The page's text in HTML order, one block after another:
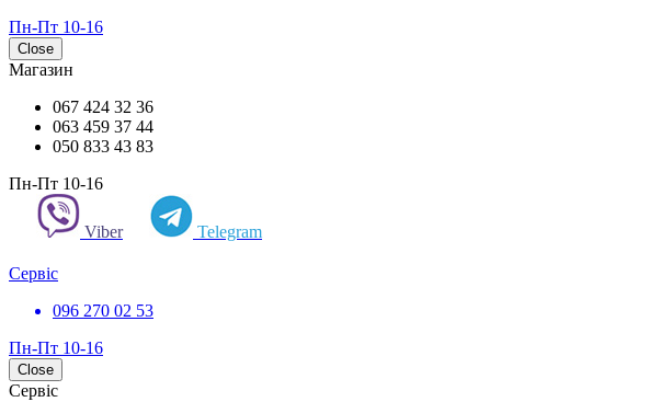
Пн-Пт 10-16
Close
Магазин
067 424 32 36
063 459 37 44
050 833 43 83
Пн-Пт 10-16
Viber Telegram
Сервіс
096 270 02 53
Пн-Пт 10-16
Close
Сервіс